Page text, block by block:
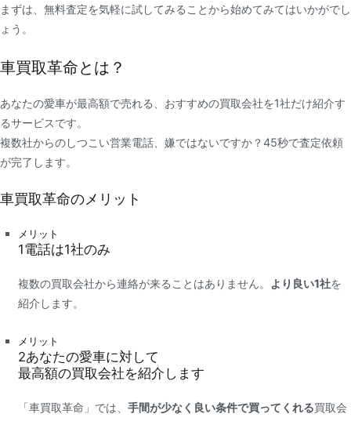
まずは、無料査定を気軽に試してみることから始めてみてはいかがでし
ょう。
車買取革命とは？
あなたの愛車が最高額で売れる、おすすめの買取会社を1社だけ紹介す
るサービスです。
複数社からのしつこい営業電話、嫌ではないですか？45秒で査定依頼
が完了します。
車買取革命のメリット
メリット
1電話は1社のみ
複数の買取会社から連絡が来ることはありません。 より良い1社を
紹介します。
メリット
2あなたの愛車に対して
最高額の買取会社を紹介します
「車買取革命」では、手間が少なく良い条件で買ってくれる買取会